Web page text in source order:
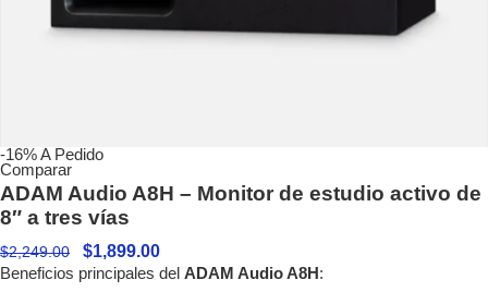
-16%A Pedido
Comparar
ADAM Audio A8H – Monitor de estudio activo de
8″ a tres vías
$2,249.00 $1,899.00
Beneficios principales del ADAM Audio A8H :